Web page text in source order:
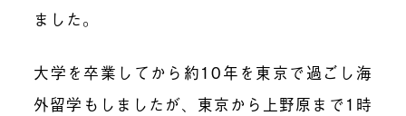
ました。
大学を卒業してから約10年を東京で過ごし海
外留学もしましたが、東京から上野原まで1時